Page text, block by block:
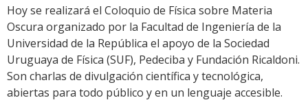
Link
Hoy se realizará el Coloquio de Física sobre Materia
Oscura organizado por la Facultad de Ingeniería de la
Universidad de la República el apoyo de la Sociedad
Uruguaya de Física (SUF), Pedeciba y Fundación Ricaldoni.
Son charlas de divulgación científica y tecnológica,
abiertas para todo público y en un lenguaje accesible.